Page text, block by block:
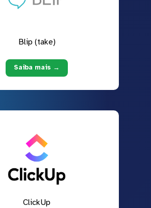
Blip (take)
Saiba mais →
ClickUp